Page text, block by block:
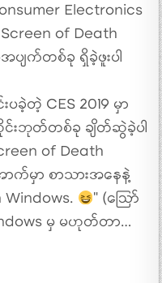
Electronics
of Death
ျက်တစ်ခု ရှိခဲ့ဖူးပါ
ခဲ့တဲ့ CES 2019 မှာ
င်းဘုတ်တစ်ခု ချိတ်ဆွဲခဲ့ပါ
of Death
ောက်မှာ စာသားအနေနဲ့
Windows.
” (ဪ
မှ မဟုတ်တာ…